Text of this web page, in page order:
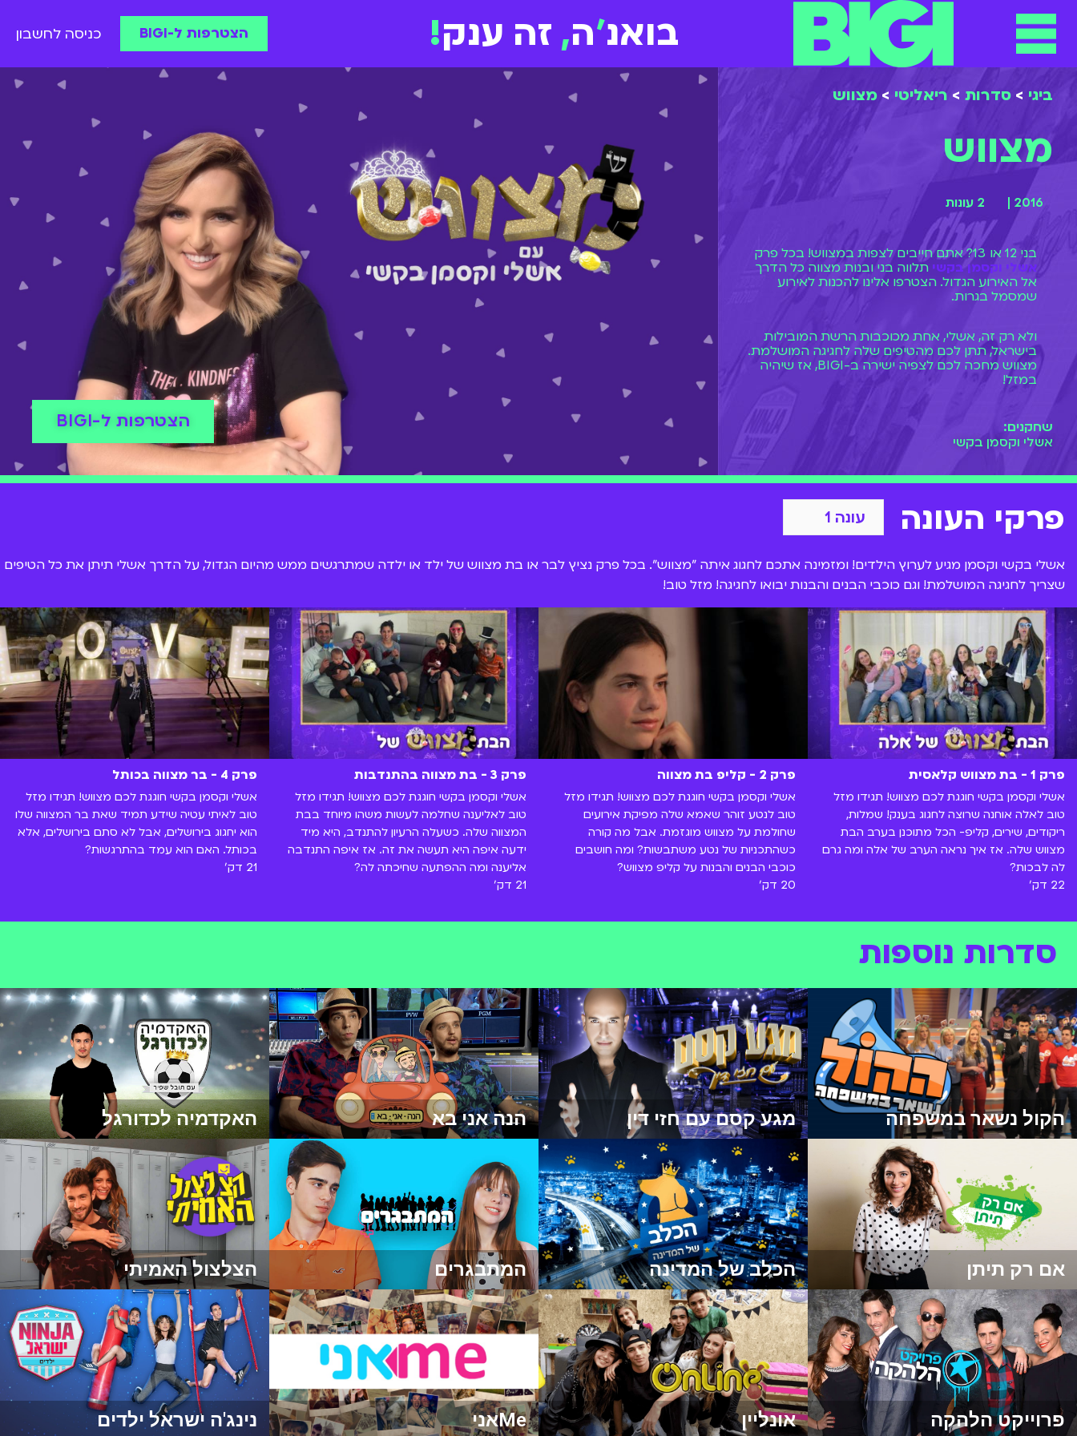
בואנ'ה, זה ענק! הצטרפות ל-BIGI כניסה לחשבון
ביגי > סדרות > ריאליטי >מצווש
מצווש
2016 | 2 עונות
בני 12 או 13? אתם חייבים לצפות במצווש! בכל פרק
אשלי וקסמן בקשי תלווה בני ובנות מצווה כל הדרך
אל האירוע הגדול. הצטרפו אלינו להכנות לאירוע
שמסמל בגרות.
ולא רק זה, אשלי, אחת מכוכבות הרשת המובילות
בישראל, תתן לכם מהטיפים שלה לחגיגה המושלמת.
מצווש מחכה לכם לצפיה ישירה ב-BIGI, אז שיהיה
במזל!
שחקנים:
אשלי וקסמן בקשי
הצטרפות ל-BIGI
פרקי העונה
אשלי בקשי וקסמן מגיע לערוץ הילדים! ומזמינה אתכם לחגוג איתה "מצווש". בכל פרק נציץ לבר או בת מצווש של ילד או ילדה שמתרגשים ממש מהיום הגדול, על הדרך אשלי תיתן את כל הטיפים
שצריך לחגיגה המושלמת! וגם כוכבי הבנים והבנות יבואו לחגיגה! מזל טוב!
פרק 1 - בת מצווש קלאסית
אשלי וקסמן בקשי חוגגת לכם מצווש! תגידו מזל
טוב לאלה אוחנה שרוצה לחגוג בענק! שמלות,
ריקודים, שירים, קליפ- הכל מתוכנן בערב הבת
מצווש שלה. אז איך נראה הערב של אלה ומה גרם
לה לבכות?
22 דק'
פרק 2 - קליפ בת מצווה
אשלי וקסמן בקשי חוגגת לכם מצווש! תגידו מזל
טוב לנטע זוהר שאמא שלה מפיקת אירועים
שחולמת על מצווש מוגזמת. אבל מה קורה
כשהתכניות של נטע משתבשות? ומה חושבים
כוכבי הבנים והבנות על קליפ מצווש?
20 דק'
פרק 3 - בת מצווה בהתנדבות
אשלי וקסמן בקשי חוגגת לכם מצווש! תגידו מזל
טוב לאליענה שחלמה לעשות משהו מיוחד בבת
המצווה שלה. כשעלה הרעיון להתנדב, היא מיד
ידעה איפה היא תעשה את זה. אז איפה התנדבה
אליענה ומה ההפתעה שחיכתה לה?
21 דק'
פרק 4 - בר מצווה בכותל
אשלי וקסמן בקשי חוגגת לכם מצווש! תגידו מזל
טוב לאיתי עטיה שידע תמיד שאת בר המצווה שלו
הוא יחגוג בירושלים, אבל לא סתם בירושלים, אלא
בכותל. האם הוא עמד בהתרגשות?
21 דק'
סדרות נוספות
הקול נשאר במשפחה מגע קסם עם חזי דין הנה אני בא האקדמיה לכדורגל
אם רק תיתן הכלב של המדינה המתבגרים הצלצול האמיתי
פרוייקט הלהקה אונליין Meאני נינג'ה ישראל ילדים